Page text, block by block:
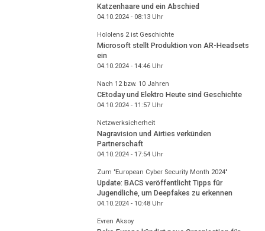
Katzenhaare und ein Abschied
04.10.2024 - 08:13Uhr
Hololens 2 ist Geschichte
Microsoft stellt Produktion von AR-Headsets
ein
04.10.2024 - 14:46Uhr
Nach 12 bzw. 10 Jahren
CEtoday und Elektro Heute sind Geschichte
04.10.2024 - 11:57Uhr
Netzwerksicherheit
Nagravision und Airties verkünden
Partnerschaft
04.10.2024 - 17:54Uhr
Zum "European Cyber Security Month 2024"
Update: BACS veröffentlicht Tipps für
Jugendliche, um Deepfakes zu erkennen
04.10.2024 - 10:48Uhr
Evren Aksoy